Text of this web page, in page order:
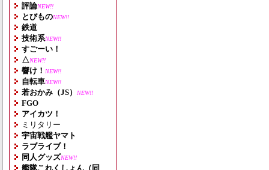
評論NEW!!
とびものNEW!!
鉄道
技術系NEW!!
すごーい！
△NEW!!
響け！ NEW!!
自転車NEW!!
若おかみ（JS） NEW!!
FGO
アイカツ！
ミリタリー
宇宙戦艦ヤマト
ラブライブ！
同人グッズNEW!!
艦隊これくしょん（同